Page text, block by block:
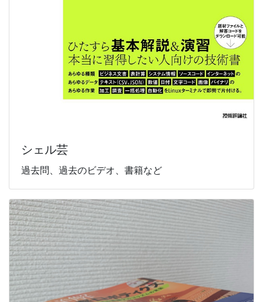
シェル芸
過去問、過去のビデオ、書籍など